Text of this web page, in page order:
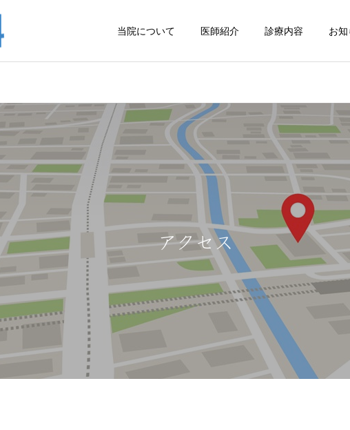
当院について 医師紹介 診療内容 お
生活習慣病 腎臓内科
検診・健診アクセス